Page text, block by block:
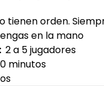
tienen orden.
en la mano
2 a 5 jugadores
minutos